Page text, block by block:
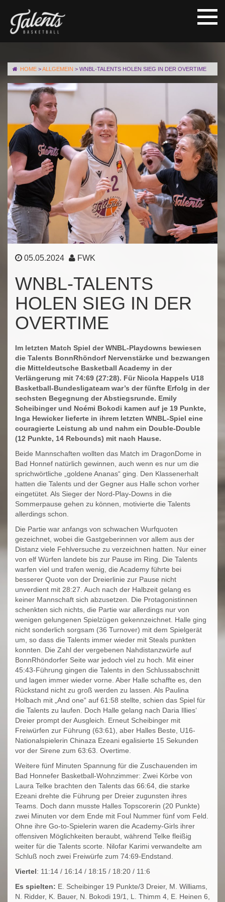
HOME >ALLGEMEIN > WNBL-TALENTS HOLEN SIEG IN DER OVERTIME
05.05.2024 FWK
WNBL-TALENTS
HOLEN SIEG IN DER
OVERTIME
Im letzten Match Spiel der WNBL-Playdowns bewiesen
die Talents BonnRhöndorf Nervenstärke und bezwangen
die Mitteldeutsche Basketball Academy in der
Verlängerung mit 74:69 (27:28). Für Nicola Happels U18
Basketball-Bundesligateam war’s der fünfte Erfolg in der
sechsten Begegnung der Abstiegsrunde. Emily
Scheibinger und Noémi Bokodi kamen auf je 19 Punkte,
Inga Hewicker lieferte in ihrem letzten WNBL-Spiel eine
couragierte Leistung ab und nahm ein Double-Double
(12 Punkte, 14 Rebounds) mit nach Hause.
Beide Mannschaften wollten das Match im DragonDome in
Bad Honnef natürlich gewinnen, auch wenn es nur um die
sprichwörtliche „goldene Ananas“ ging. Den Klassenerhalt
hatten die Talents und der Gegner aus Halle schon vorher
eingetütet. Als Sieger der Nord-Play-Downs in die
Sommerpause gehen zu können, motivierte die Talents
allerdings schon.
Die Partie war anfangs von schwachen Wurfquoten
gezeichnet, wobei die Gastgeberinnen vor allem aus der
Distanz viele Fehlversuche zu verzeichnen hatten. Nur einer
von elf Würfen landete bis zur Pause im Ring. Die Talents
warfen viel und trafen wenig, die Academy führte bei
besserer Quote von der Dreierlinie zur Pause nicht
unverdient mit 28:27. Auch nach der Halbzeit gelang es
keiner Mannschaft sich abzusetzen. Die Protagonistinnen
schenkten sich nichts, die Partie war allerdings nur von
wenigen gelungenen Spielzügen gekennzeichnet. Halle ging
nicht sonderlich sorgsam (36 Turnover) mit dem Spielgerät
um, so dass die Talents immer wieder mit Steals punkten
konnten. Die Zahl der vergebenen Nahdistanzwürfe auf
BonnRhöndorfer Seite war jedoch viel zu hoch. Mit einer
45:43-Führung gingen die Talents in den Schlussabschnitt
und lagen immer wieder vorne. Aber Halle schaffte es, den
Rückstand nicht zu groß werden zu lassen. Als Paulina
Holbach mit „And one“ auf 61:58 stellte, schien das Spiel für
die Talents zu laufen. Doch Halle gelang nach Daria Illies‘
Dreier prompt der Ausgleich. Erneut Scheibinger mit
Freiwürfen zur Führung (63:61), aber Halles Beste, U16-
Nationalspielerin Chinaza Ezeani egalisierte 15 Sekunden
vor der Sirene zum 63:63. Overtime.
Weitere fünf Minuten Spannung für die Zuschauenden im
Bad Honnefer Basketball-Wohnzimmer: Zwei Körbe von
Laura Telke brachten den Talents das 66:64, die starke
Ezeani drehte die Führung per Dreier zugunsten ihres
Teams. Doch dann musste Halles Topscorerin (20 Punkte)
zwei Minuten vor dem Ende mit Foul Nummer fünf vom Feld.
Ohne ihre Go-to-Spielerin waren die Academy-Girls ihrer
offensiven Möglichkeiten beraubt, während Telke fleißig
weiter für die Talents scorte. Nilofar Karimi verwandelte am
Schluß noch zwei Freiwürfe zum 74:69-Endstand.
Viertel: 11:14 / 16:14 / 18:15 / 18:20 / 11:6
Es spielten: E. Scheibinger 19 Punkte/3 Dreier, M. Williams,
N. Ridder, K. Bauer, N. Bokodi 19/1, L. Thimm 4, E. Heinen 6,